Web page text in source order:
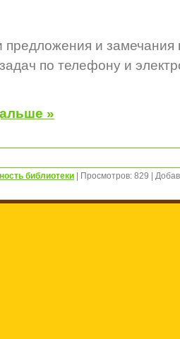
и
по телефону и
»
библиотеки Просмотров: 829